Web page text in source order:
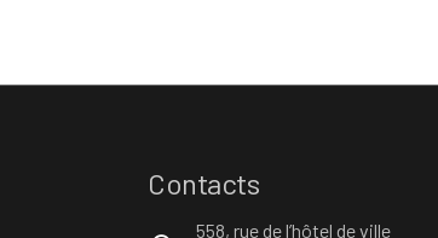
Contacts
558, rue de l’hôtel de ville